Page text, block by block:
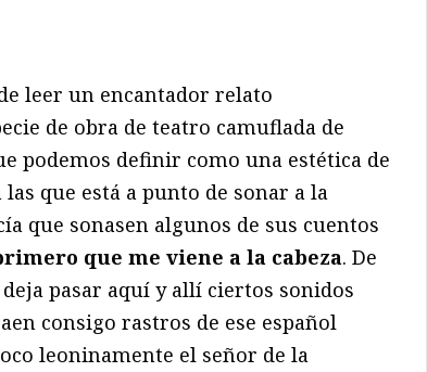
leer un encantador relato
de obra de teatro camuflada de
podemos definir como una estética de
que está a punto de sonar a la
que sonasen algunos de sus cuentos
que me viene a la cabeza. De
pasar aquí y allí ciertos sonidos
consigo rastros de ese español
leoninamente el señor de la